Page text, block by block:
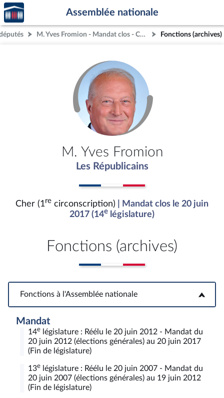
Aller au contenu
Aller en bas de la page
Accèder
à la
page
d'accueil
Assemblée nationale
M. Yves Fromion - Mandat clos - Cher (1re circonscription) Fonctions (archives)
M. Yves Fromion
Les Républicains
Cher (1re circonscription)
| Mandat clos le 20 juin
2017 (14e législature)
Fonctions (archives)
Fonctions à l'Assemblée nationale
Fonctions à l'Assemblée nationale
Mandat
14e législature : Réélu le 20 juin 2012 - Mandat du
20 juin 2012 (élections générales) au 20 juin 2017
(Fin de législature)
13e législature : Réélu le 20 juin 2007 - Mandat du
20 juin 2007 (élections générales) au 19 juin 2012
(Fin de législature)